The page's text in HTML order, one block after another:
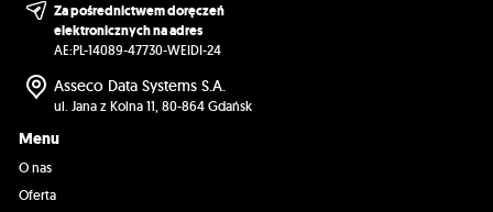
Za pośrednictwem doręczeń
elektronicznych na adres
AE:PL-14089-47730-WEIDI-24
Asseco Data Systems S.A.
ul. Jana z Kolna 11, 80-864 Gdańsk
Menu
O nas
Oferta